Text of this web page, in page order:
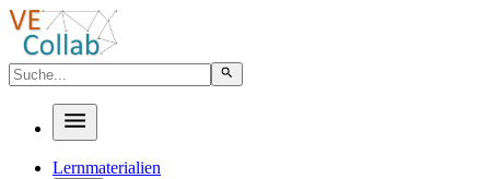
Lernmaterialien